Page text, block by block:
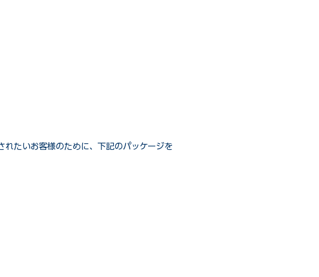
れたいお客様のために、下記のパッケージを